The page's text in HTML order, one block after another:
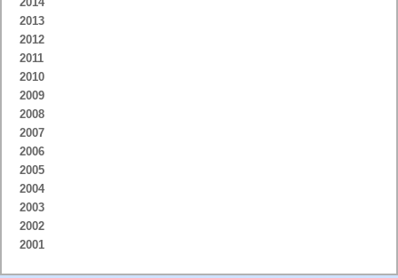
2013
2012
2011
2010
2009
2008
2007
2006
2005
2004
2003
2002
2001